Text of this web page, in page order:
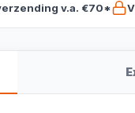
v.a. €70*